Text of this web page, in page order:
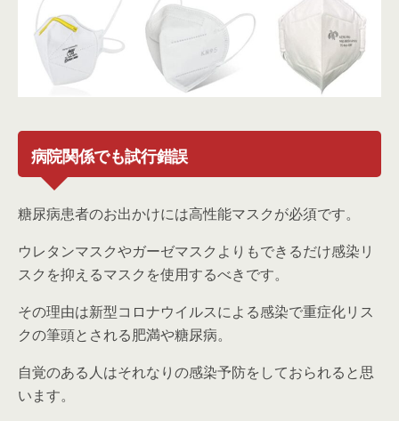
病院関係でも試行錯誤
糖尿病患者のお出かけには高性能マスクが必須です。
ウレタンマスクやガーゼマスクよりもできるだけ感染リ
スクを抑えるマスクを使用するべきです。
その理由は新型コロナウイルスによる感染で重症化リス
クの筆頭とされる肥満や糖尿病。
自覚のある人はそれなりの感染予防をしておられると思
います。